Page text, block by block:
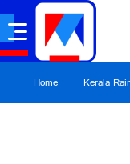
Home Kerala